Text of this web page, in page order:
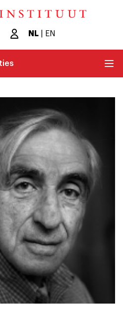
NL| EN